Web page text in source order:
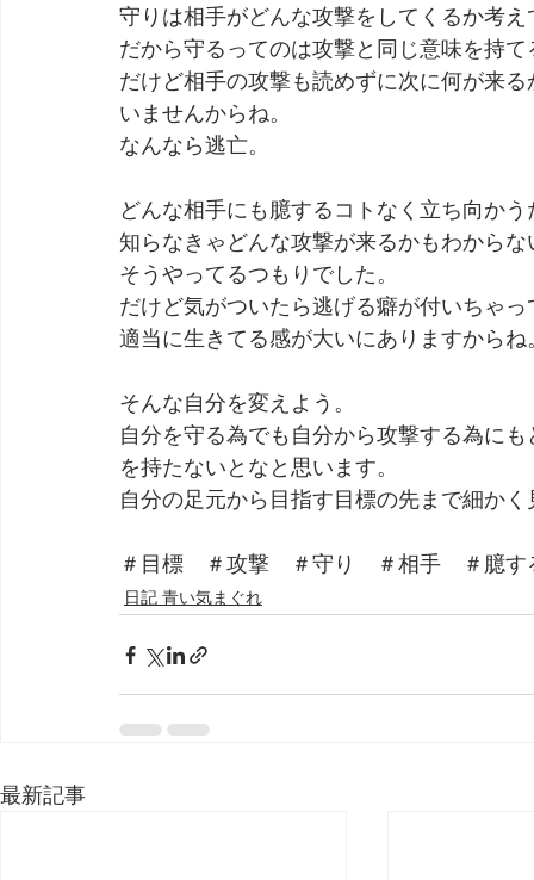
守りは相手がどんな攻撃をしてくるか考
だから守るってのは攻撃と同じ意味を持て
だけど相手の攻撃も読めずに次に何が来
いませんからね。
なんなら逃亡。
どんな相手にも臆するコトなく立ち向か
知らなきゃどんな攻撃が来るかもわから
そうやってるつもりでした。
だけど気がついたら逃げる癖が付いちゃ
適当に生きてる感が大いにありますからね
そんな自分を変えよう。
自分を守る為でも自分から攻撃する為に
を持たないとなと思います。
自分の足元から目指す目標の先まで細か
＃目標　＃攻撃　＃守り　＃相手　＃臆
日記 青い気まぐれ
最新記事